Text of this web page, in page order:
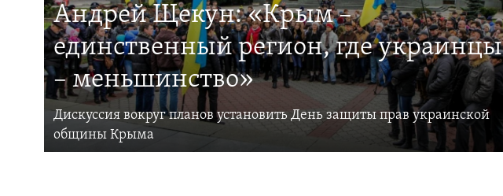
Андрей Щекун: «Крым –
единственный регион, где украинцы
– меньшинство»
Дискуссия вокруг планов установить День защиты прав украинской
общины Крыма